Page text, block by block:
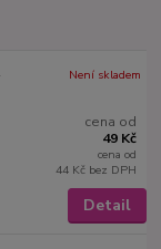
cena od
49 Kč
cena od
44 Kč bez DPH
Není skladem
Detail